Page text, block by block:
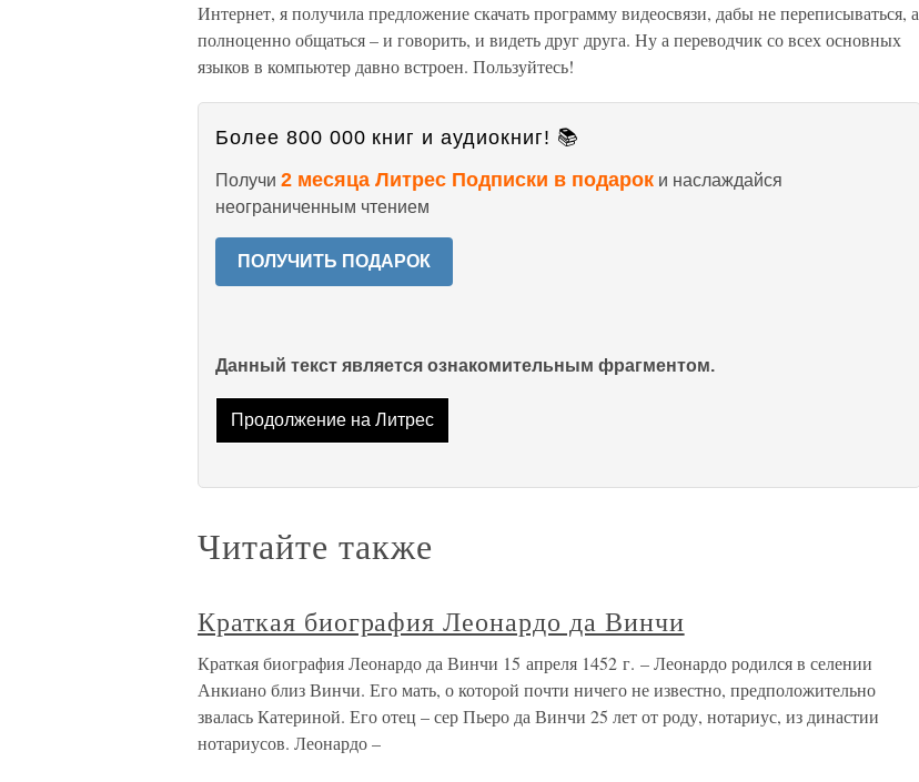
Интернет, я получила предложение скачать программу видеосвязи, дабы не переписываться, а
полноценно общаться – и говорить, и видеть друг друга. Ну а переводчик со всех основных
языков в компьютер давно встроен. Пользуйтесь!
Более 800 000 книг и аудиокниг! 📚
Получи 2 месяца Литрес Подписки в подарок и наслаждайся
неограниченным чтением
ПОЛУЧИТЬ ПОДАРОК
Данный текст является ознакомительным фрагментом.
Продолжение на Литрес
Читайте также
Краткая биография Леонардо да Винчи
Краткая биография Леонардо да Винчи 15 апреля 1452 г. – Леонардо родился в селении
Анкиано близ Винчи. Его мать, о которой почти ничего не известно, предположительно
звалась Катериной. Его отец – сер Пьеро да Винчи 25 лет от роду, нотариус, из династии
нотариусов. Леонардо –